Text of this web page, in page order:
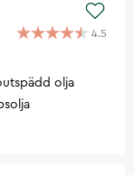
4.5
olja